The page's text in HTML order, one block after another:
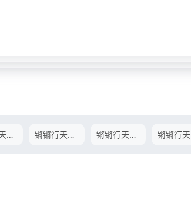
锵锵行天下第一季09.30期- 锵锵行天下第一季10.07期- 锵锵行天下第一季10.14期-